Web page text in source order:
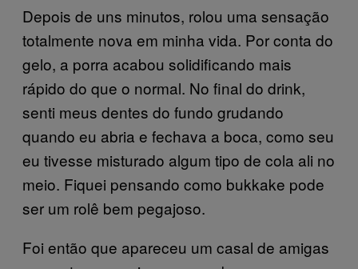
Depois de uns minutos, rolou uma sensação
totalmente nova em minha vida. Por conta do
gelo, a porra acabou solidificando mais
rápido do que o normal. No final do drink,
senti meus dentes do fundo grudando
quando eu abria e fechava a boca, como seu
eu tivesse misturado algum tipo de cola ali no
meio. Fiquei pensando como bukkake pode
ser um rolê bem pegajoso.
Foi então que apareceu um casal de amigas